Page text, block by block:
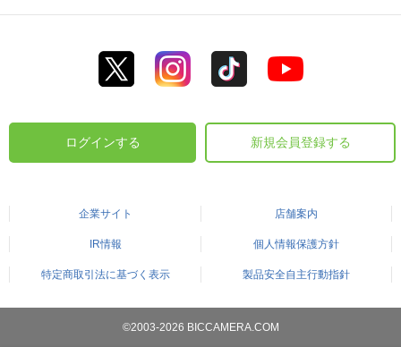
ログインする 新規会員登録する
企業サイト 店舗案内
IR情報 個人情報保護方針
特定商取引法に基づく表示 製品安全自主行動指針
©2003-2026 BICCAMERA.COM